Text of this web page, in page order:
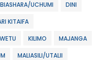
BIASHARA/UCHUMI DINI
KITAIFA
KILIMO MAJANGA
MALIASILI/UTALII